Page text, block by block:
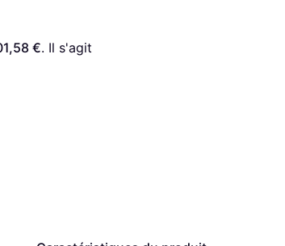
€. Il s'agit